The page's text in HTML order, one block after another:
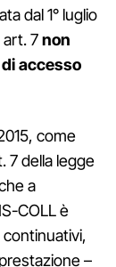
dal 1° luglio
art. 7non
accesso
come
7 della legge
a
COLL è
–